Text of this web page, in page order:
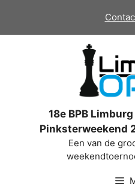
de
18e BPB
Pinksterweekend
Een van de